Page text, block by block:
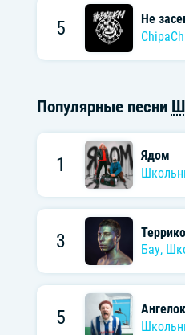
5
Не
Популярные песни
1
Ядом
3
Бау,
5
Ангелок